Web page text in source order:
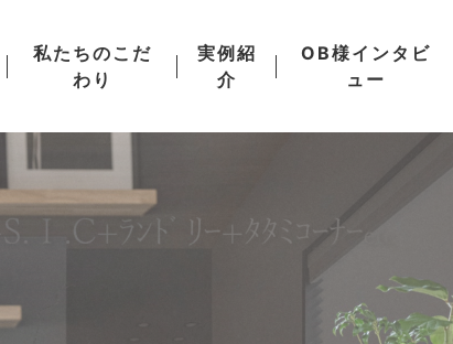
私たちのこだ
わり
実例紹
介
OB様インタビ
ュー